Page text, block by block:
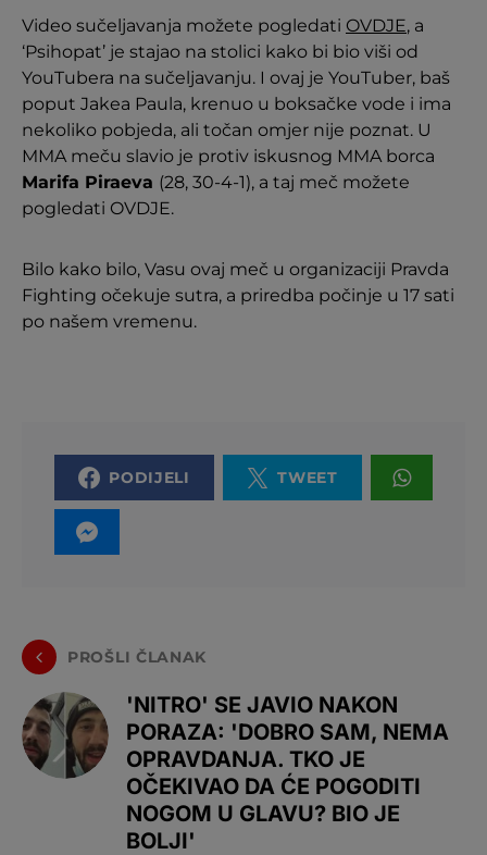
Video sučeljavanja možete pogledati OVDJE, a
‘Psihopat’ je stajao na stolici kako bi bio viši od
YouTubera na sučeljavanju. I ovaj je YouTuber, baš
poput Jakea Paula, krenuo u boksačke vode i ima
nekoliko pobjeda, ali točan omjer nije poznat. U
MMA meču slavio je protiv iskusnog MMA borca
Marifa Piraeva (28, 30-4-1), a taj meč možete
pogledati OVDJE.
Bilo kako bilo, Vasu ovaj meč u organizaciji Pravda
Fighting očekuje sutra, a priredba počinje u 17 sati
po našem vremenu.
PODIJELI TWEET
PROŠLI ČLANAK
'NITRO' SE JAVIO NAKON
PORAZA: 'DOBRO SAM, NEMA
OPRAVDANJA. TKO JE
OČEKIVAO DA ĆE POGODITI
NOGOM U GLAVU? BIO JE
BOLJI'